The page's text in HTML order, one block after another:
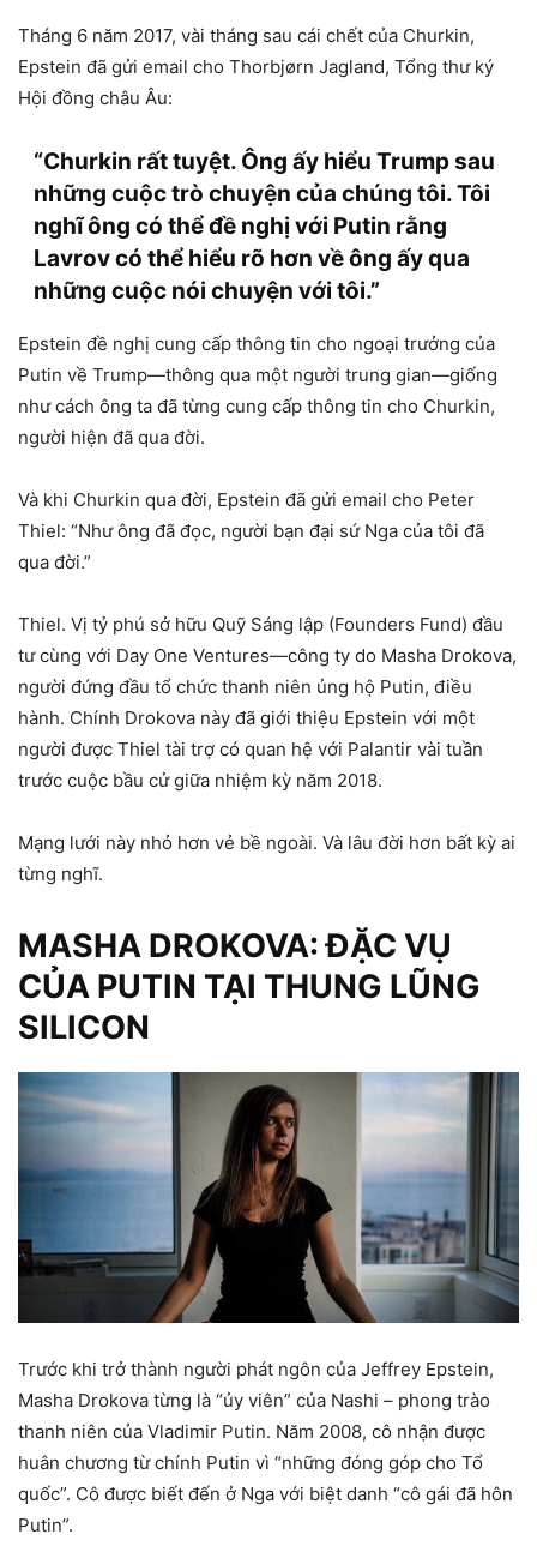
Tháng 6 năm 2017, vài tháng sau cái chết của Churkin,
Epstein đã gửi email cho Thorbjørn Jagland, Tổng thư ký
Hội đồng châu Âu:
“Churkin rất tuyệt. Ông ấy hiểu Trump sau
những cuộc trò chuyện của chúng tôi. Tôi
nghĩ ông có thể đề nghị với Putin rằng
Lavrov có thể hiểu rõ hơn về ông ấy qua
những cuộc nói chuyện với tôi.”
Epstein đề nghị cung cấp thông tin cho ngoại trưởng của
Putin về Trump—thông qua một người trung gian—giống
như cách ông ta đã từng cung cấp thông tin cho Churkin,
người hiện đã qua đời.
Và khi Churkin qua đời, Epstein đã gửi email cho Peter
Thiel: “Như ông đã đọc, người bạn đại sứ Nga của tôi đã
qua đời.”
Thiel. Vị tỷ phú sở hữu Quỹ Sáng lập (Founders Fund) đầu
tư cùng với Day One Ventures—công ty do Masha Drokova,
người đứng đầu tổ chức thanh niên ủng hộ Putin, điều
hành. Chính Drokova này đã giới thiệu Epstein với một
người được Thiel tài trợ có quan hệ với Palantir vài tuần
trước cuộc bầu cử giữa nhiệm kỳ năm 2018.
Mạng lưới này nhỏ hơn vẻ bề ngoài. Và lâu đời hơn bất kỳ ai
từng nghĩ.
MASHA DROKOVA: ĐẶC VỤ
CỦA PUTIN TẠI THUNG LŨNG
SILICON
Trước khi trở thành người phát ngôn của Jeffrey Epstein,
Masha Drokova từng là “ủy viên” của Nashi – phong trào
thanh niên của Vladimir Putin. Năm 2008, cô nhận được
huân chương từ chính Putin vì “những đóng góp cho Tổ
quốc”. Cô được biết đến ở Nga với biệt danh “cô gái đã hôn
Putin”.